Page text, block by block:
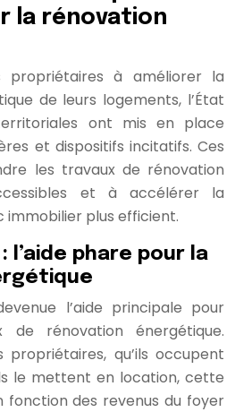
la rénovation
propriétaires à améliorer la
de leurs logements, l’État
ont mis en place
et dispositifs incitatifs. Ces
les travaux de rénovation
et à accélérer la
immobilier plus efficient.
l’aide phare pour la
l’aide principale pour
de rénovation énergétique.
qu’ils occupent
le mettent en location, cette
des revenus du foyer